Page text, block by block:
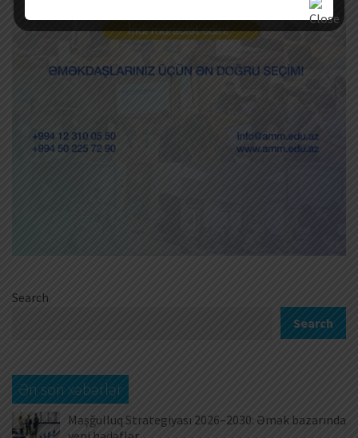
Search
Search
Ən son xəbərlər
Məşğulluq Strategiyası 2026–2030: Əmək bazarında